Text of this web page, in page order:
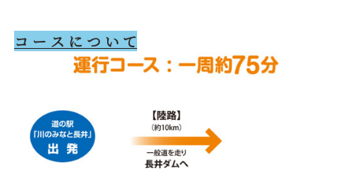
コ ー ス に つ い て